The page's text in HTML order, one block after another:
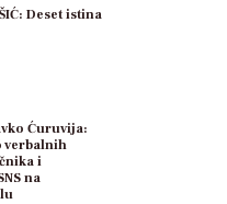
Deset istina
Ćuruvija:
verbalnih
i
na